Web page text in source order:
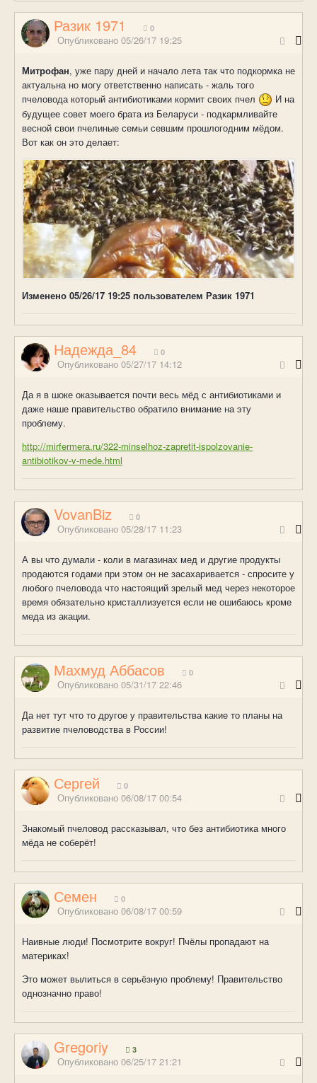
Разик 1971 0
Опубликовано 05/26/17 19:25
Митрофан, уже пару дней и начало лета так что подкормка не
актуальна но могу ответственно написать - жаль того
пчеловода который антибиотиками кормит своих пчел
И на
будущее совет моего брата из Беларуси - подкармливайте
весной свои пчелиные семьи севшим прошлогодним мёдом.
Вот как он это делает:
Изменено 05/26/17 19:25 пользователем Разик 1971
Надежда_84 0
Опубликовано 05/27/17 14:12
Да я в шоке оказывается почти весь мёд с антибиотиками и
даже наше правительство обратило внимание на эту
проблему.
http://mirfermera.ru/322-minselhoz-zapretit-ispolzovanie-
antibiotikov-v-mede.html
VovanBiz 0
Опубликовано 05/28/17 11:23
А вы что думали - коли в магазинах мед и другие продукты
продаются годами при этом он не засахаривается - спросите у
любого пчеловода что настоящий зрелый мед через некоторое
время обязательно кристаллизуется если не ошибаюсь кроме
меда из акации.
Махмуд Аббасов 0
Опубликовано 05/31/17 22:46
Да нет тут что то другое у правительства какие то планы на
развитие пчеловодства в России!
Сергей 0
Опубликовано 06/08/17 00:54
Знакомый пчеловод рассказывал, что без антибиотика много
мёда не соберёт!
Семен 0
Опубликовано 06/08/17 00:59
Наивные люди! Посмотрите вокруг! Пчёлы пропадают на
материках!
Это может вылиться в серьёзную проблему! Правительство
однозначно право!
Gregoriy 3
Опубликовано 06/25/17 21:21